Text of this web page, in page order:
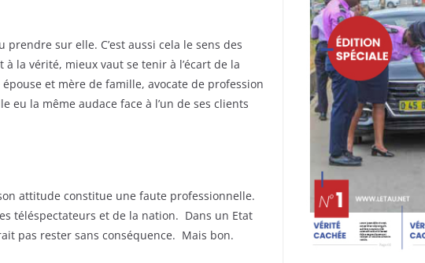
sur elle. C’est aussi cela le sens des
la vérité, mieux vaut se tenir à l’écart de la
et mère de famille, avocate de profession
eu la même audace face à l’un de ses clients
attitude constitue une faute professionnelle.
téléspectateurs et de la nation. Dans un Etat
pas rester sans conséquence. Mais bon.